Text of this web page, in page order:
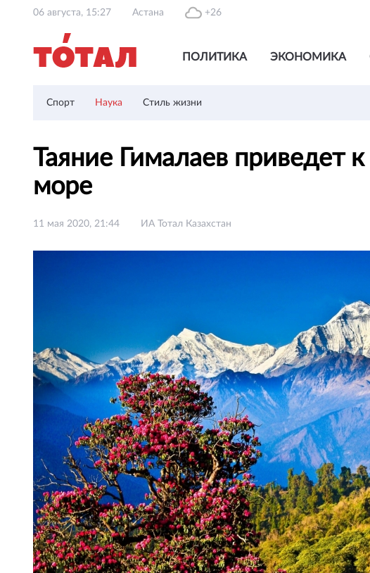
06 августа, 15:27 Астана +26
ПОЛИТИКА ЭКОНОМИКА
Спорт Наука Стиль жизни
Таяние Гималаев приведет
море
11 мая 2020, 21:44 ИА Тотал Казахстан